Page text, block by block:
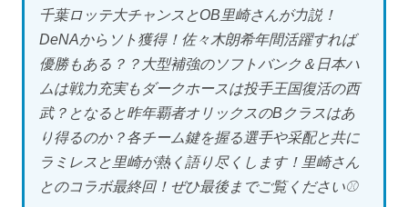
千葉ロッテ大チャンスとOB里崎さんが力説！
DeNAからソト獲得！佐々木朗希年間活躍すれば
優勝もある？？大型補強のソフトバンク＆日本ハ
ムは戦力充実もダークホースは投手王国復活の西
武？となると昨年覇者オリックスのBクラスはあ
り得るのか？各チーム鍵を握る選手や采配と共に
ラミレスと里崎が熱く語り尽くします！里崎さん
とのコラボ最終回！ぜひ最後までご覧ください⚾️